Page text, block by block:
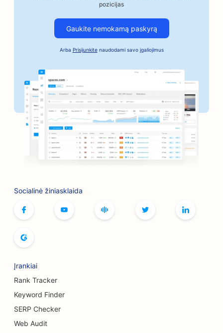
SEO užstato už obligacijas paslaugoms
SEO bankams
SEO kepykloms
SEO kirpykloms
SEO kepsninėms
SEO butikams
SEO botokso ir užpildų paslaugoms
SEO stalo žaidimų kavinėms
SEO knygynams
SEO krūtų didinimo paslaugoms
SEO švediško stalo restoranams
SEO mėsainių sunkvežimiams
pozicijas
Gaukite nemokamą paskyrą
Arba Prisijunkitenaudodami savo įgaliojimus
Socialinė žiniasklaida
Įrankiai
Rank Tracker
Keyword Finder
SERP Checker
Web Audit